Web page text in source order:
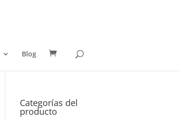
Blog
Categorías del
producto